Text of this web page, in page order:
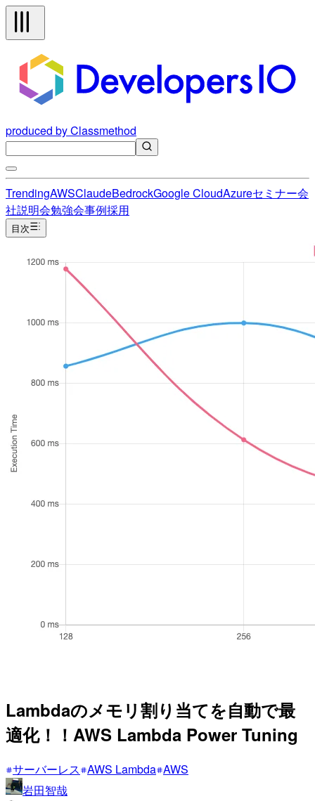
produced by Classmethod
TrendingAWSClaudeBedrockGoogle CloudAzureセミナー会
社説明会勉強会事例採用
目次
Lambdaのメモリ割り当てを自動で最
適化！！AWS Lambda Power Tuning
サーバーレス AWS Lambda AWS
岩田智哉